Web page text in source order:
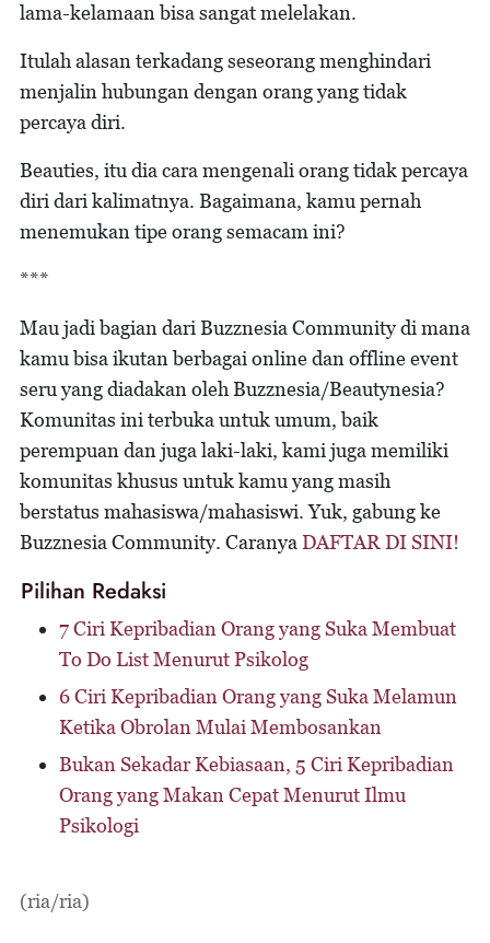
lama-kelamaan bisa sangat melelakan.
Itulah alasan terkadang seseorang menghindari
menjalin hubungan dengan orang yang tidak
percaya diri.
Beauties, itu dia cara mengenali orang tidak percaya
diri dari kalimatnya. Bagaimana, kamu pernah
menemukan tipe orang semacam ini?
***
Mau jadi bagian dari Buzznesia Community di mana
kamu bisa ikutan berbagai online dan offline event
seru yang diadakan oleh Buzznesia/Beautynesia?
Komunitas ini terbuka untuk umum, baik
perempuan dan juga laki-laki, kami juga memiliki
komunitas khusus untuk kamu yang masih
berstatus mahasiswa/mahasiswi. Yuk, gabung ke
Buzznesia Community. CaranyaDAFTAR DI SINI!
Pilihan Redaksi
7 Ciri Kepribadian Orang yang Suka Membuat
To Do List Menurut Psikolog
6 Ciri Kepribadian Orang yang Suka Melamun
Ketika Obrolan Mulai Membosankan
Bukan Sekadar Kebiasaan, 5 Ciri Kepribadian
Orang yang Makan Cepat Menurut Ilmu
Psikologi
(ria/ria)